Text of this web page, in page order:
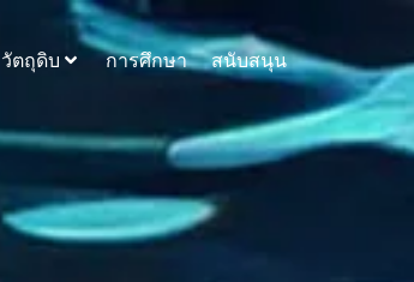
วัตถุดิบ การศึกษา สนับสนุน